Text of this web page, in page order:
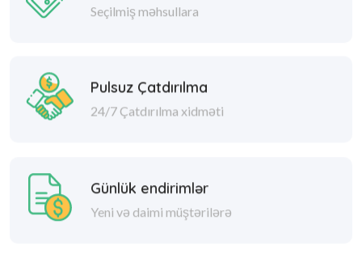
Seçilmiş məhsullara
Pulsuz Çatdırılma
24/7 Çatdırılma xidməti
Günlük endirimlər
Yeni və daimi müştərilərə